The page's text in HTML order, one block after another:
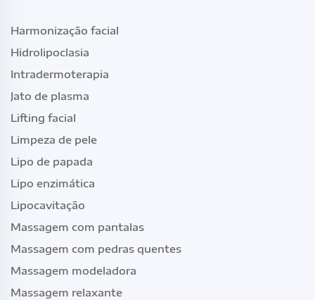
Harmonização facial
Hidrolipoclasia
Intradermoterapia
Jato de plasma
Lifting facial
Limpeza de pele
Lipo de papada
Lipo enzimática
Lipocavitação
Massagem com pantalas
Massagem com pedras quentes
Massagem modeladora
Massagem relaxante